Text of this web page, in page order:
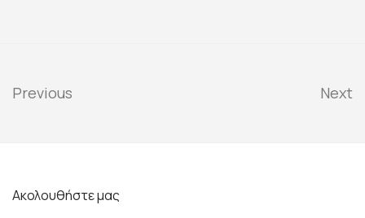
Previous Next
Ακολουθήστε μας